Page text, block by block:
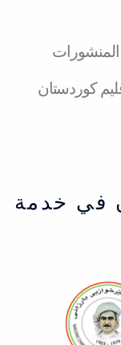
المنشورات
كوردستان
في خدمة